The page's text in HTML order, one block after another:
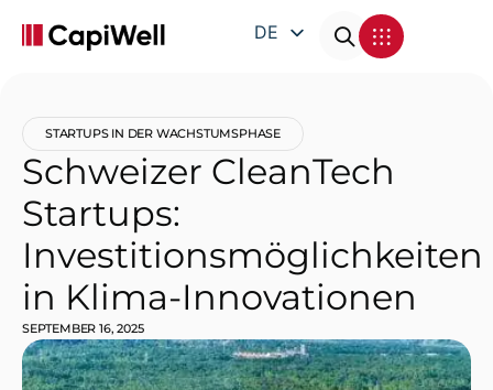
DE
IT
STARTUPS IN DER WACHSTUMSPHASE
Schweizer CleanTech
Startups:
Investitionsmöglichkeiten
in Klima-Innovationen
SEPTEMBER 16, 2025